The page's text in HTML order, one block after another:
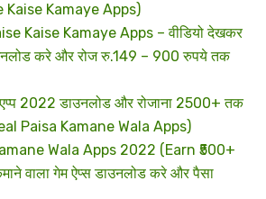
Kamaye Apps)
Kaise Kamaye Apps – वीडियो देखकर
करे और रोज रु.149 – 900 रुपये तक
2022 डाउनलोड और रोजाना 2500+ तक
Paisa Kamane Wala Apps)
Wala Apps 2022 (Earn ₹500+
वाला गेम ऐप्स डाउनलोड करे और पैसा